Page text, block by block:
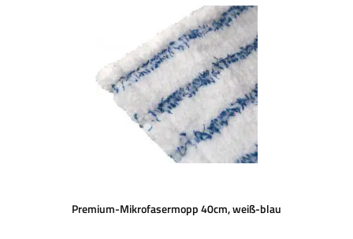
Premium-Mikrofasermopp 40cm, weiß-blau